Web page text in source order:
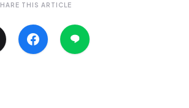
THIS ARTICLE